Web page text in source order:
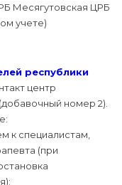
Месягутовская ЦРБ
учете)
республики
центр
номер 2).
к специалистам,
(при